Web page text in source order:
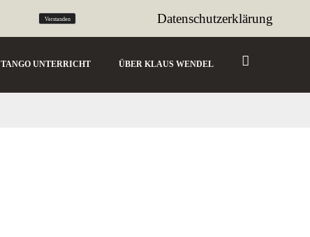
tango@sencillo.de
TANGO UNTERRICHT ÜBER KLAUS WENDEL
Verstanden Datenschutzerklärung